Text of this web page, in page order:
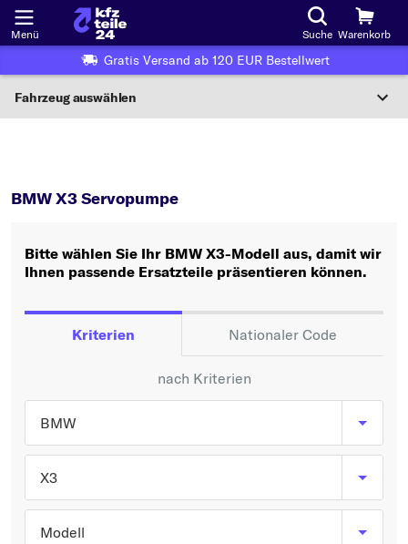
Menü Suche Warenkorb
Gratis Versand ab 120 EUR Bestellwert
Fahrzeug auswählen
Wo finde ich die?
Oder
Hersteller wählen
Typ wählen
BMW X3 Servopumpe
Bitte wählen Sie Ihr BMW X3-Modell aus, damit wir
Ihnen passende Ersatzteile präsentieren können.
Kriterien Nationaler Code
nach Kriterien
BMW
X3
Modell